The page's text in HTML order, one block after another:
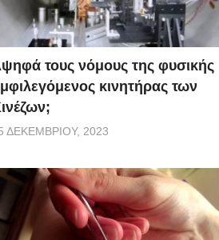
τους νόμους της φυσικής
κινητήρας των
ΔΕΚΕΜΒΡΊΟΥ, 2023